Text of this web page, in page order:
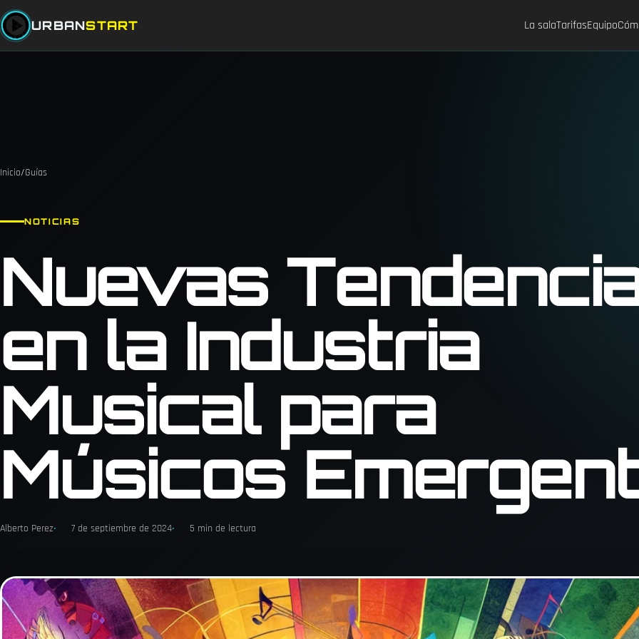
URBANSTART La salaTarifasEquipo
Inicio/Guías
NOTICIAS
Nuevas
en la Industria
Musical para
Músicos
Alberto Perez 7 de septiembre de 2024 5 min de lectura